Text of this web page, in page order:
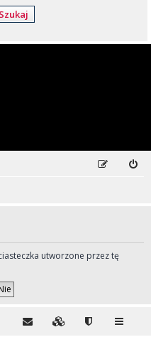
utworzone przez tę